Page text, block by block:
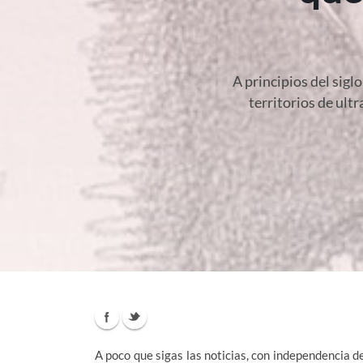
A principios del
territorios de
A poco que sigas las noticias, con independencia